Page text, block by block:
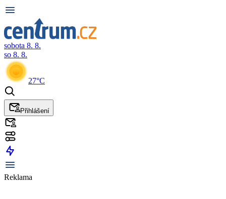
sobota 8. 8.
so 8. 8.
27°C
Přihlášení
Reklama